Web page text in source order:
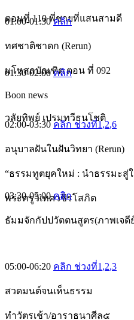
ตอนที่ 110 พี่ชายที่แสนสามดี
01:00-01:30คลิก
ทศชาติชาดก (Rerun)
มโหสถบัณฑิต ตอน ที่ 092
01:30-02:00คลิก
Boon news
วลัยทิพย์ เปรมทวีธนโชติ
02:00-03:30 คลิก ช่วงที่1,2,6
อนุบาลฝันในฝันวิทยา (Rerun)
“ธรรมทูตยุคใหม่ : นำธรรมะสู่
พระครูวิเทศวชิรโสภิต
03:30-05:00คลิก
ธัมมจักกัปปวัตตนสูตร(ภาพเจดี
05:00-06:20 คลิก ช่วงที่1 ,2,3
สวดมนต์จนเห็นธรรม
ทำวัตรเช้า/อาราธนาศีล๕